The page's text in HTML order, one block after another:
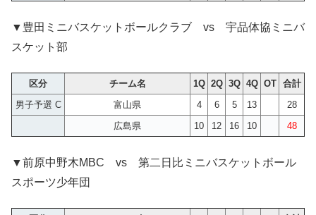
▼豊田ミニバスケットボールクラブ vs 宇品体協ミニバ
スケット部
区分 チーム名 1Q 2Q 3Q 4Q OT
合計
男子予選 C
富山県 4 6 5 13
28
広島県
10 12 16 10 48
▼前原中野木MBC vs 第二日比ミニバスケットボール
スポーツ少年団